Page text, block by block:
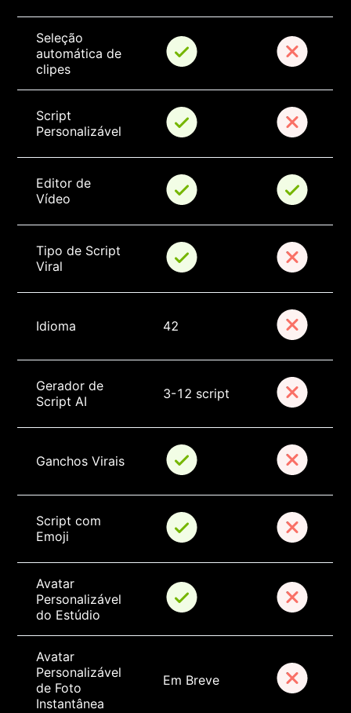
Seleção
automática de
clipes
Script
Personalizável
Editor de
Vídeo
Tipo de Script
Viral
Idioma 42
Gerador de
Script AI
3-12 script
Ganchos Virais
Script com
Emoji
Avatar
Personalizável
do Estúdio
Avatar
Personalizável
de Foto
Instantânea
Em Breve